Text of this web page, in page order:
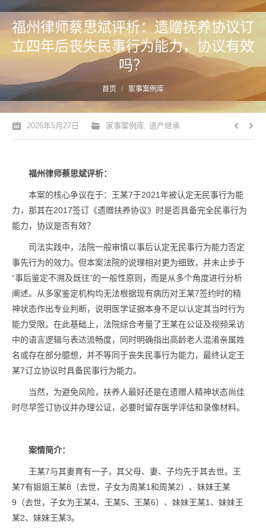
福州律师蔡思斌评析：遗赠抚养协议订
立四年后丧失民事行为能力，协议有效
吗？
您的位置： 首页 家事案例库
2026年5月27日 家事案例库, 遗产继承
福州律师蔡思斌评析：
本案的核心争议在于：王某7于2021年被认定无民事行为能
力，那其在2017签订《遗赠扶养协议》时是否具备完全民事行为
能力，协议是否有效？
司法实践中，法院一般审慎以事后认定无民事行为能力否定
事先行为的效力。但本案法院的说理相对更为细致，并未止步于
“事后鉴定不溯及既往”的一般性原则，而是从多个角度进行分析
阐述。从多家鉴定机构均无法根据现有病历对王某7签约时的精
神状态作出专业判断，说明医学证据本身不足以认定其当时行为
能力受限。在此基础上，法院综合考量了王某在公证及视频采访
中的语言逻辑与表达流畅度，同时明确指出高龄老人混淆亲属姓
名或存在部分臆想，并不等同于丧失民事行为能力，最终认定王
某7订立协议时具备民事行为能力。
当然，为避免风险，扶养人最好还是在遗赠人精神状态尚佳
时尽早签订协议并办理公证，必要时留存医学评估和录像材料。
案情简介：
王某7与其妻育有一子，其父母、妻、子均先于其去世。王
某7有姐姐王某8（去世，子女为周某1和周某2）、妹妹王某
9（去世，子女为王某4、王某5、王某6）、妹妹王某1、妹妹王
某2、妹妹王某3。